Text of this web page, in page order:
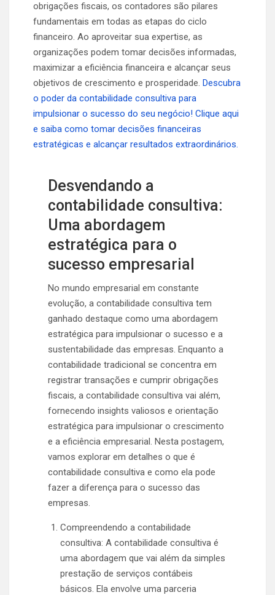
obrigações fiscais, os contadores são pilares
fundamentais em todas as etapas do ciclo
financeiro. Ao aproveitar sua expertise, as
organizações podem tomar decisões informadas,
maximizar a eficiência financeira e alcançar seus
objetivos de crescimento e prosperidade. Descubra
o poder da contabilidade consultiva para
impulsionar o sucesso do seu negócio! Clique aqui
e saiba como tomar decisões financeiras
estratégicas e alcançar resultados extraordinários.
Desvendando a
contabilidade consultiva:
Uma abordagem
estratégica para o
sucesso empresarial
No mundo empresarial em constante
evolução, a contabilidade consultiva tem
ganhado destaque como uma abordagem
estratégica para impulsionar o sucesso e a
sustentabilidade das empresas. Enquanto a
contabilidade tradicional se concentra em
registrar transações e cumprir obrigações
fiscais, a contabilidade consultiva vai além,
fornecendo insights valiosos e orientação
estratégica para impulsionar o crescimento
e a eficiência empresarial. Nesta postagem,
vamos explorar em detalhes o que é
contabilidade consultiva e como ela pode
fazer a diferença para o sucesso das
empresas.
Compreendendo a contabilidade
consultiva: A contabilidade consultiva é
uma abordagem que vai além da simples
prestação de serviços contábeis
básicos. Ela envolve uma parceria